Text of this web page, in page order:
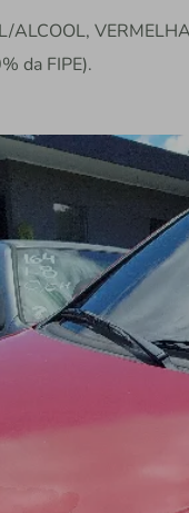
ALCOOL,
da FIPE).